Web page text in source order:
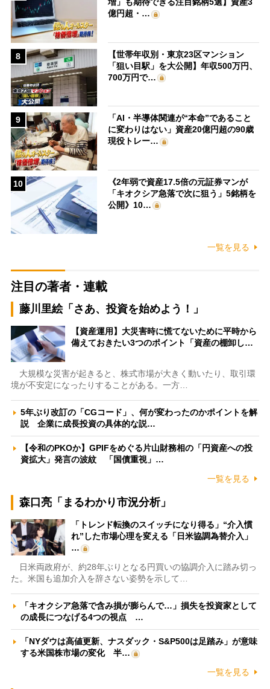
億円超・…
8
【世帯年収別・東京23区マンション
「狙い目駅」を大公開】年収500万円、
700万円で…
9
「AI・半導体関連が“本命”であること
に変わりはない」資産20億円超の90歳
現役トレー…
10
《2年弱で資産17.5倍の元証券マンが
「キオクシア急落で次に狙う」5銘柄を
公開》10…
一覧を見る
注目の著者・連載
藤川里絵「さあ、投資を始めよう！」
【資産運用】大災害時に慌てないために平時から
備えておきたい3つのポイント「資産の棚卸し…
大規模な災害が起きると、株式市場が大きく動いたり、取引環
境が不安定になったりすることがある。一方…
5年ぶり改訂の「CGコード」、何が変わったのかポイントを解
説 企業に成長投資の具体的な説…
【令和のPKOか】GPIFをめぐる片山財務相の「円資産への投
資拡大」発言の波紋 「国債重視」…
一覧を見る
森口亮「まるわかり市況分析」
「トレンド転換のスイッチになり得る」“介入慣
れ”した市場心理を変える「日米協調為替介入」
…
日米両政府が、約28年ぶりとなる円買いの協調介入に踏み切っ
た。米国も追加介入を辞さない姿勢を示して…
「キオクシア急落で含み損が膨らんで…」損失を投資家として
の成長につなげる4つの視点 …
「NYダウは高値更新、ナスダック・S&P500は足踏み」が意味
する米国株市場の変化 半…
一覧を見る